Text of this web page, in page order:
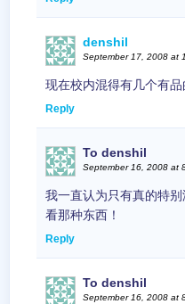
denshil
September 17, 2008 at
现在校内混得有几个有
Reply
To denshil
September 16, 2008 at
我一直认为只有真的特
看那种东西！
Reply
To denshil
September 16, 2008 at